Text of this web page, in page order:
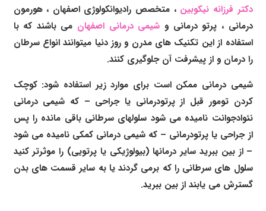
دکتر فرزانه نیکوبین ، متخصص رادیوانکولوژی اصفهان ، هورمون
درمانی ، پرتو درمانی و شیمی درمانی اصفهان می باشند که با
استفاده از این تکنیک های مدرن و روز دنیا میتوانند انواع سرطان
را درمان و از پیشرفت آن جلوگیری کنند.
شیمی درمانی ممکن است برای موارد زیر استفاده شود: کوچک
کردن تومور قبل از پرتودرمانی یا جراحی – که شیمی درمانی
نئوادجوانت نامیده می شود سلولهای سرطانی باقی مانده را پس
از جراحی یا پرتودرمانی – که شیمی درمانی کمکی نامیده می شود
– از بین ببرید سایر درمانها (بیولوژیکی یا پرتویی) را موثرتر کنید
سلول های سرطانی را که برمی گردند یا به سایر قسمت های بدن
گسترش می یابند از بین ببرید.